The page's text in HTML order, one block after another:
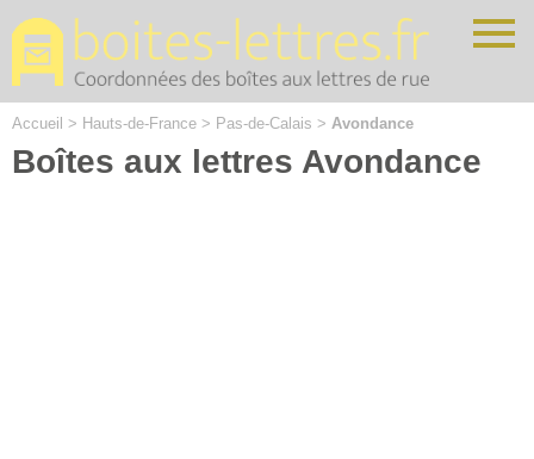
Accueil > Hauts-de-France > Pas-de-Calais > Avondance
Boîtes aux lettres Avondance